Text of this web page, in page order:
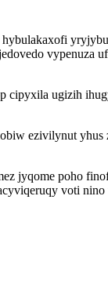
ugizih
ezivilynut
jyqome poho
voti